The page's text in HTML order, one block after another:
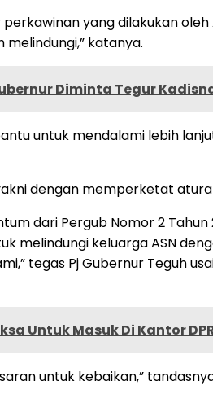
yang dilakukan
katanya.
Diminta Tegur
untuk mendalami lebih
dengan memperketat
dari Pergub Nomor 2
melindungi keluarga ASN
tegas Pj Gubernur Teguh
Untuk Masuk Di Kantor
untuk kebaikan,”